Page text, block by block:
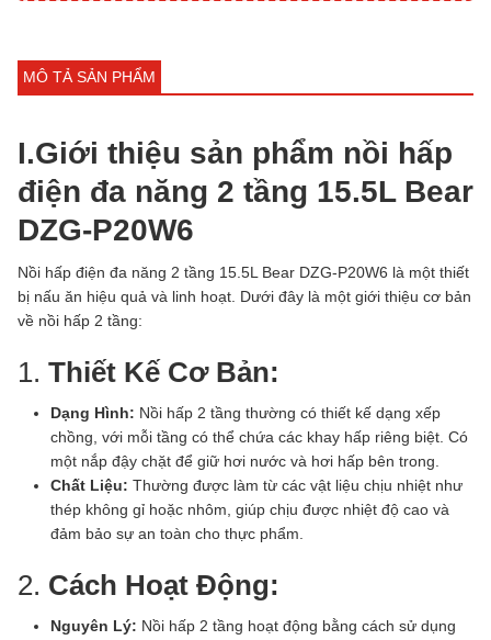
MÔ TẢ SẢN PHẨM
I.Giới thiệu sản phẩm nồi hấp
điện đa năng 2 tầng 15.5L Bear
DZG-P20W6
Nồi hấp điện đa năng 2 tầng 15.5L Bear DZG-P20W6 là một thiết
bị nấu ăn hiệu quả và linh hoạt. Dưới đây là một giới thiệu cơ bản
về nồi hấp 2 tầng:
1. Thiết Kế Cơ Bản:
Dạng Hình: Nồi hấp 2 tầng thường có thiết kế dạng xếp
chồng, với mỗi tầng có thể chứa các khay hấp riêng biệt. Có
một nắp đậy chặt để giữ hơi nước và hơi hấp bên trong.
Chất Liệu: Thường được làm từ các vật liệu chịu nhiệt như
thép không gỉ hoặc nhôm, giúp chịu được nhiệt độ cao và
đảm bảo sự an toàn cho thực phẩm.
2. Cách Hoạt Động:
Nguyên Lý: Nồi hấp 2 tầng hoạt động bằng cách sử dụng